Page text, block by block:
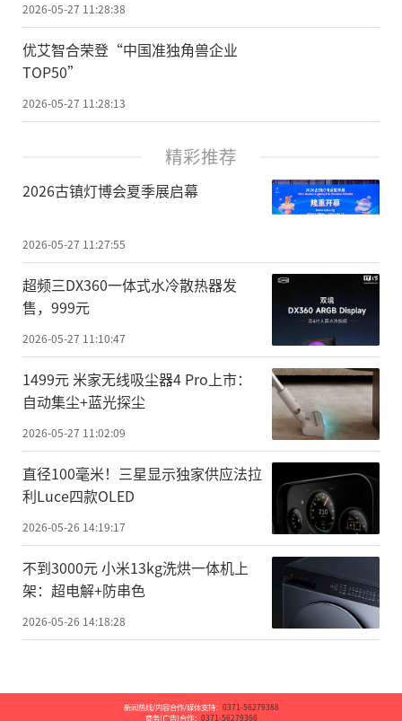
2026-05-27 11:28:38
优艾智合荣登“中国准独角兽企业
TOP50”
2026-05-27 11:28:13
精彩推荐
2026古镇灯博会夏季展启幕
2026-05-27 11:27:55
超频三DX360一体式水冷散热器发
售，999元
2026-05-27 11:10:47
1499元 米家无线吸尘器4 Pro上市：
自动集尘+蓝光探尘
2026-05-27 11:02:09
直径100毫米！三星显示独家供应法拉
利Luce四款OLED
2026-05-26 14:19:17
不到3000元 小米13kg洗烘一体机上
架：超电解+防串色
2026-05-26 14:18:28
新闻热线/内容合作/媒体支持： 0371-56279388
商务(广告)合作： 0371-56279366